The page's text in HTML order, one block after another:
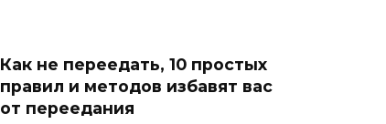
Как не переедать, 10 простых
правил и методов избавят вас
от переедания